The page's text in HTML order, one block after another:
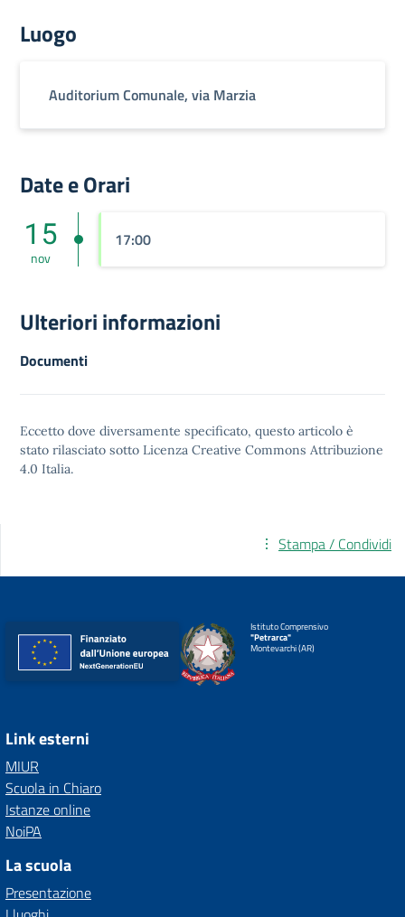
Luogo
Auditorium Comunale, via Marzia
Date e Orari
15
nov
17:00
Ulteriori informazioni
Documenti
Eccetto dove diversamente specificato, questo articolo è
stato rilasciato sotto Licenza Creative Commons Attribuzione
4.0 Italia.
Stampa / Condividi
Istituto Comprensivo
"Petrarca"
Montevarchi (AR)
Link esterni
MIUR
Scuola in Chiaro
Istanze online
NoiPA
La scuola
Presentazione